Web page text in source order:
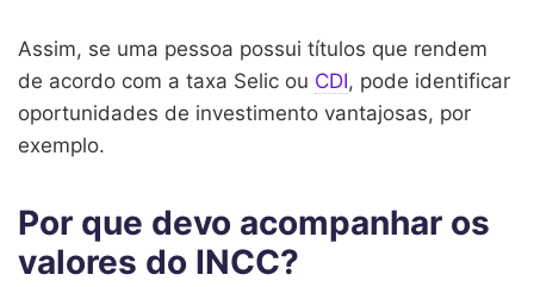
Assim, se uma pessoa possui títulos que rendem
de acordo com a taxa Selic ou CDI, pode identificar
oportunidades de investimento vantajosas, por
exemplo.
Por que devo acompanhar os
valores do INCC?